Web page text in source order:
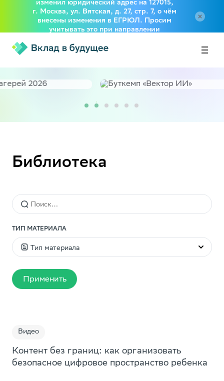
изменил юридический адрес на 127015,
г. Москва, ул. Вятская, д. 27, стр. 7, о чём
внесены изменения в ЕГРЮЛ. Просим
учитывать это при направлении
Библиотека
ТИП МАТЕРИАЛА
Тип материала
Статья
Применить
Видео
Контент без границ: как организовать
безопасное цифровое пространство ребенка